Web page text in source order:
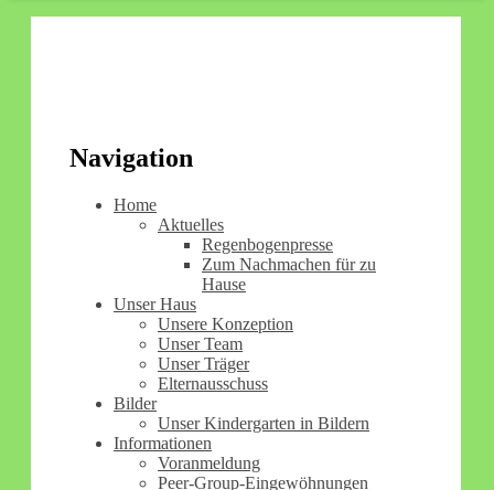
Navigation
Home
Aktuelles
Regenbogenpresse
Zum Nachmachen für zu
Hause
Unser Haus
Unsere Konzeption
Unser Team
Unser Träger
Elternausschuss
Bilder
Unser Kindergarten in Bildern
Informationen
Voranmeldung
Peer-Group-Eingewöhnungen